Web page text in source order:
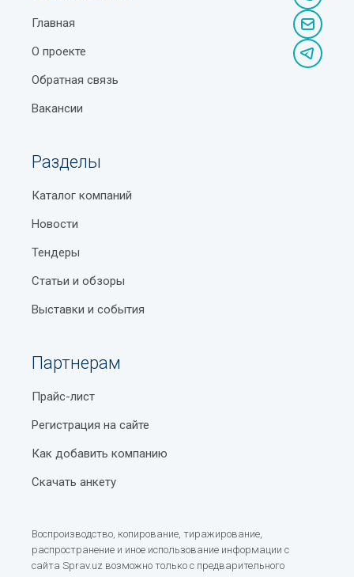
Главная
О проекте
Обратная связь
Вакансии
Разделы
Каталог компаний
Новости
Тендеры
Статьи и обзоры
Выставки и события
Партнерам
Прайс-лист
Регистрация на сайте
Как добавить компанию
Скачать анкету
Воспроизводство, копирование, тиражирование,
распространение и иное использование информации с
сайта Sprav.uz возможно только с предварительного